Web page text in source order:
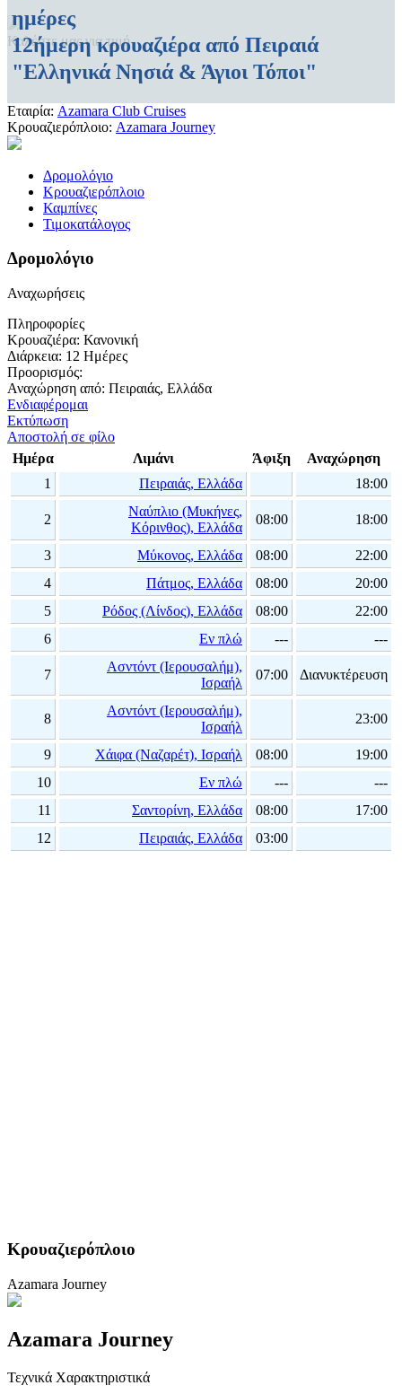
Καλέστε μας για τιμή
ημέρες
12ήμερη κρουαζιέρα από Πειραιά
"Ελληνικά Νησιά & Άγιοι Τόποι"
Εταιρία: Azamara Club Cruises
Κρουαζιερόπλοιο: Azamara Journey
Δρομολόγιο
Κρουαζιερόπλοιο
Καμπίνες
Τιμοκατάλογος
Δρομολόγιο
Αναχωρήσεις
Πληροφορίες
Κρουαζιέρα: Κανονική
Διάρκεια: 12 Ημέρες
Προορισμός:
Αναχώρηση από: Πειραιάς, Ελλάδα
Ενδιαφέρομαι
Εκτύπωση
Αποστολή σε φίλο
Ημέρα
Λιμάνι Άφιξη
Αναχώρηση
1
Πειραιάς, Ελλάδα 18:00
2
Ναύπλιο (Μυκήνες,
Κόρινθος), Ελλάδα
08:00 18:00
3 Μύκονος, Ελλάδα 08:00
22:00
4
Πάτμος, Ελλάδα 08:00
20:00
5
Ρόδος (Λίνδος), Ελλάδα 08:00
22:00
6
Εν πλώ --- ---
7
Ασντόντ (Ιερουσαλήμ),
Ισραήλ
07:00 Διανυκτέρευση
8
Ασντόντ (Ιερουσαλήμ),
Ισραήλ
23:00
9 Χάιφα (Ναζαρέτ), Ισραήλ 08:00
19:00
10
Εν πλώ ---
---
11
Σαντορίνη, Ελλάδα 08:00
17:00
12
Πειραιάς, Ελλάδα 03:00
Κρουαζιερόπλοιο
Azamara Journey
Azamara Journey
Τεχνικά Χαρακτηριστικά